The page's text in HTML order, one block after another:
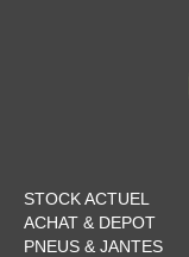
STOCK ACTUEL
ACHAT & DEPOT
PNEUS & JANTES